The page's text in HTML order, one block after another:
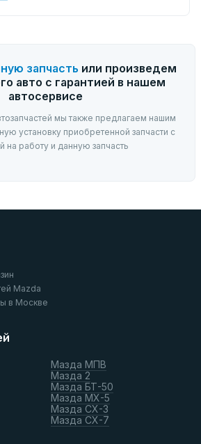
запчасть или произведем
авто с гарантией в нашем
автосервисе
мы также предлагаем нашим
установку приобретенной запчасти с
на работу и данную запчасть
Mazda
в Москве
Мазда МПВ
Мазда 2
Мазда БТ-50
Мазда МХ-5
Мазда СХ-3
Мазда СХ-7